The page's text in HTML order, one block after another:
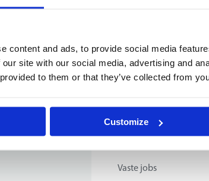
content and ads, to provide social media
site with our social media, advertising and
to them or that they’ve collected from
Customize
Onze klant is een
sterke reputatie in de
bieden ze een
kunt u er terecht voor
wij momenteel op
Jouw contract
Vaste jobs